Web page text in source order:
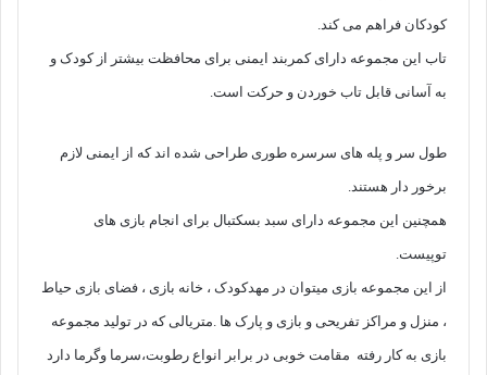
کودکان فراهم می کند.
تاب این مجموعه دارای کمربند ایمنی برای محافظت بیشتر از کودک و
به آسانی قابل تاب خوردن و حرکت است.
طول سر و پله های سرسره طوری طراحی شده اند که از ایمنی لازم
برخور دار هستند.
همچنین این مجموعه دارای سبد بسکتبال برای انجام بازی های
توپیست.
از این مجموعه بازی میتوان در مهدکودک ، خانه بازی ، فضای بازی حیاط
، منزل و مراکز تفریحی و بازی و پارک ها .متریالی که در تولید مجموعه
بازی به کار رفته مقامت خوبی در برابر انواع رطوبت،سرما وگرما دارد